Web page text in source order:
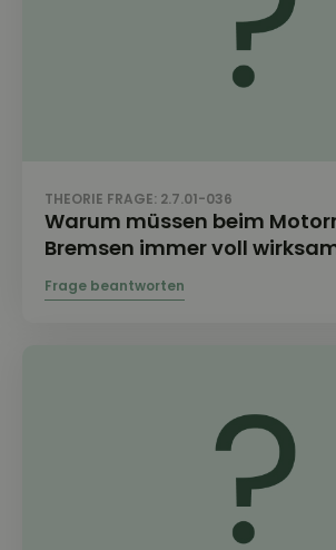
THEORIE FRAGE: 2.7.01-036
Warum müssen beim
Bremsen immer voll